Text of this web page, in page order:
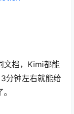
文档，Kimi都能
分钟左右就能给